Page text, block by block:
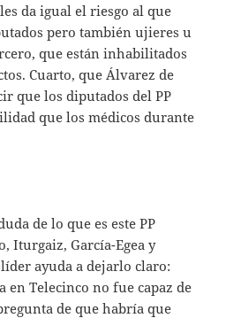
da igual el riesgo al que
pero también ujieres u
que están inhabilitados
Cuarto, que Álvarez de
que los diputados del PP
que los médicos durante
de lo que es este PP
Iturgaiz, García-Egea y
ayuda a dejarlo claro:
Telecinco no fue capaz de
de que habría que